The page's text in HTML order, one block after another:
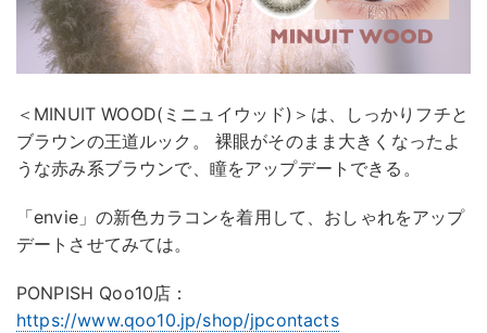
＜MINUIT WOOD(ミニュイウッド)＞は、しっかりフチと
ブラウンの王道ルック。 裸眼がそのまま大きくなったよ
うな赤み系ブラウンで、瞳をアップデートできる。
「envie」の新色カラコンを着用して、おしゃれをアップ
デートさせてみては。
PONPISH Qoo10店：
https://www.qoo10.jp/shop/jpcontacts